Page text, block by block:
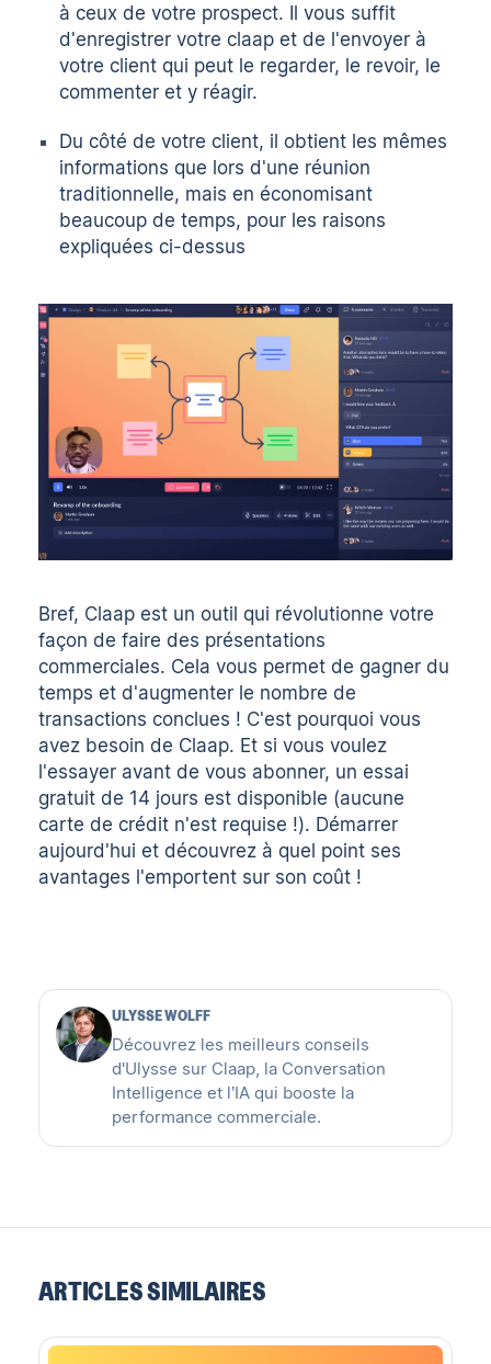
à ceux de votre prospect. Il vous suffit
d'enregistrer votre claap et de l'envoyer à
votre client qui peut le regarder, le revoir, le
commenter et y réagir.
Du côté de votre client, il obtient les mêmes
informations que lors d'une réunion
traditionnelle, mais en économisant
beaucoup de temps, pour les raisons
expliquées ci-dessus
Bref, Claap est un outil qui révolutionne votre
façon de faire des présentations
commerciales. Cela vous permet de gagner du
temps et d'augmenter le nombre de
transactions conclues ! C'est pourquoi vous
avez besoin de Claap. Et si vous voulez
l'essayer avant de vous abonner, un essai
gratuit de 14 jours est disponible (aucune
carte de crédit n'est requise !). Démarrer
aujourd'hui et découvrez à quel point ses
avantages l'emportent sur son coût !
ULYSSE WOLFF
Découvrez les meilleurs conseils
d'Ulysse sur Claap, la Conversation
Intelligence et l’IA qui booste la
performance commerciale.
ARTICLES SIMILAIRES